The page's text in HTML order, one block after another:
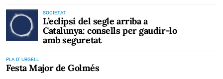
SOCIETAT
L’eclipsi del segle arriba a
Catalunya: consells per gaudir-lo
amb seguretat
PLA D' URGELL
Festa Major de Golmés